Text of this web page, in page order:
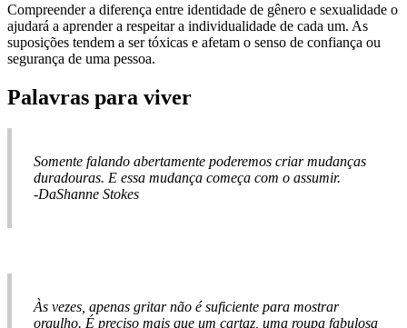
Compreender a diferença entre identidade de gênero e sexualidade o
ajudará a aprender a respeitar a individualidade de cada um. As
suposições tendem a ser tóxicas e afetam o senso de confiança ou
segurança de uma pessoa.
Palavras para viver
Somente falando abertamente poderemos criar mudanças
duradouras. E essa mudança começa com o assumir.
-DaShanne Stokes
Às vezes, apenas gritar não é suficiente para mostrar
orgulho. É preciso mais que um cartaz, uma roupa fabulosa